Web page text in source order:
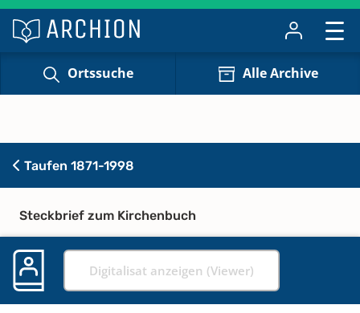
Ortssuche Alle Archive
Taufen 1871-1998
Steckbrief zum Kirchenbuch
Digitalisat anzeigen (Viewer)